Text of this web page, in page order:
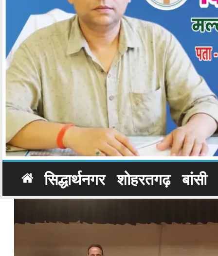
सिद्धार्थनगर शोहरतगढ़ बांसी